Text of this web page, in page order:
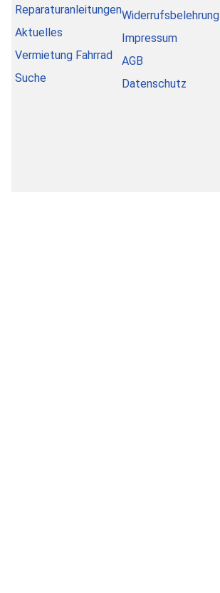
Reparaturanleitungen
Aktuelles
Vermietung Fahrrad
Suche
Widerrufsbelehrung
Impressum
AGB
Datenschutz